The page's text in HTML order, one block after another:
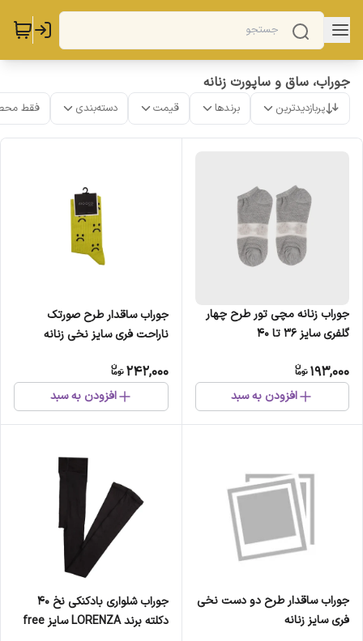
جوراب، ساق و ساپورت زنانه
پربازدیدترین برندها قیمت دسته‌بندی فقط
جوراب زنانه مچی تور طرح چهار
گلفری سایز 36 تا 40
193,000
افزودن به سبد
جوراب ساقدار طرح صورتک
ناراحت فری سایز نخی زنانه
242,000
افزودن به سبد
جوراب ساقدار طرح دو دست نخی
فری سایز زنانه
جوراب شلواری بادکنکی نخ 40
دکلته برند LORENZA سایز free